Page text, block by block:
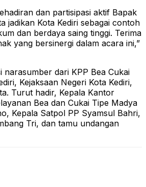
dan partisipasi aktif Bapak
jadikan Kota Kediri sebagai contoh
dan berdaya saing tinggi. Terima
yang bersinergi dalam acara ini,”
narasumber dari KPP Bea Cukai
Kejaksaan Negeri Kota Kediri,
Turut hadir, Kepala Kantor
Bea dan Cukai Tipe Madya
Kepala Satpol PP Syamsul Bahri,
Tri, dan tamu undangan